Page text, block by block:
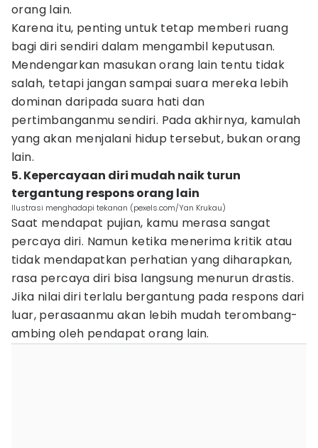
orang lain.
Karena itu, penting untuk tetap memberi ruang
bagi diri sendiri dalam mengambil keputusan.
Mendengarkan masukan orang lain tentu tidak
salah, tetapi jangan sampai suara mereka lebih
dominan daripada suara hati dan
pertimbanganmu sendiri. Pada akhirnya, kamulah
yang akan menjalani hidup tersebut, bukan orang
lain.
5. Kepercayaan diri mudah naik turun
tergantung respons orang lain
Ilustrasi menghadapi tekanan (pexels.com/Yan Krukau)
Saat mendapat pujian, kamu merasa sangat
percaya diri. Namun ketika menerima kritik atau
tidak mendapatkan perhatian yang diharapkan,
rasa percaya diri bisa langsung menurun drastis.
Jika nilai diri terlalu bergantung pada respons dari
luar, perasaanmu akan lebih mudah terombang-
ambing oleh pendapat orang lain.